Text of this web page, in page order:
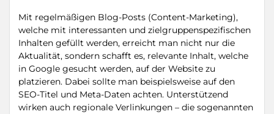
Mit regelmäßigen Blog-Posts (Content-Marketing),
welche mit interessanten und zielgruppenspezifischen
Inhalten gefüllt werden, erreicht man nicht nur die
Aktualität, sondern schafft es, relevante Inhalt, welche
in Google gesucht werden, auf der Website zu
platzieren. Dabei sollte man beispielsweise auf den
SEO-Titel und Meta-Daten achten. Unterstützend
wirken auch regionale Verlinkungen – die sogenannten